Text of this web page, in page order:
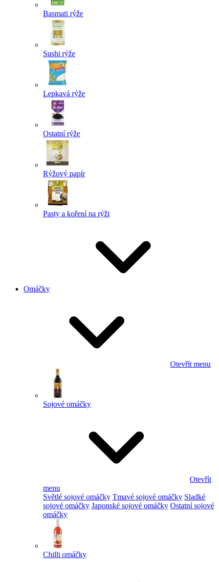
Basmati rýže
Sushi rýže
Lepkavá rýže
Ostatní rýže
Rýžový papír
Pasty a koření na rýži
Omáčky
Otevřít menu
Sojové omáčky
Otevřít
menu
Světlé sojové omáčky Tmavé sojové omáčky Sladké
sojové omáčky Japonské sojové omáčky Ostatní sojové
omáčky
Chilli omáčky